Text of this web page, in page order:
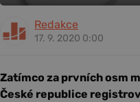
Redakce
17. 9. 2020 0:00
Zatímco za prvních osm
České republice